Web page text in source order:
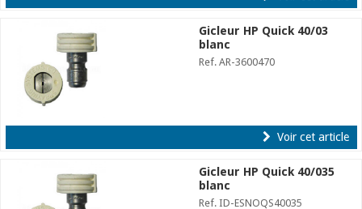
Gicleur HP Quick 40/03
blanc
Ref. AR-3600470
Voir cet article
Gicleur HP Quick 40/035
blanc
Ref. ID-ESNOQS40035